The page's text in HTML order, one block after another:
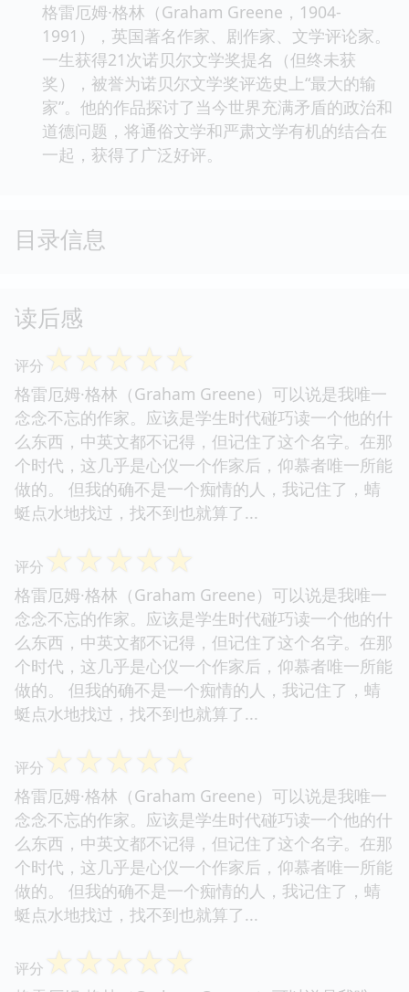
格雷厄姆·格林（Graham Greene，1904-
1991），英国著名作家、剧作家、文学评论家。
一生获得21次诺贝尔文学奖提名（但终未获
奖），被誉为诺贝尔文学奖评选史上“最大的输
家”。他的作品探讨了当今世界充满矛盾的政治和
道德问题，将通俗文学和严肃文学有机的结合在
一起，获得了广泛好评。
目录信息
读后感
评分 ☆☆☆☆☆
格雷厄姆·格林（Graham Greene）可以说是我唯一
念念不忘的作家。应该是学生时代碰巧读一个他的什
么东西，中英文都不记得，但记住了这个名字。在那
个时代，这几乎是心仪一个作家后，仰慕者唯一所能
做的。 但我的确不是一个痴情的人，我记住了，蜻
蜓点水地找过，找不到也就算了...
评分 ☆☆☆☆☆
格雷厄姆·格林（Graham Greene）可以说是我唯一
念念不忘的作家。应该是学生时代碰巧读一个他的什
么东西，中英文都不记得，但记住了这个名字。在那
个时代，这几乎是心仪一个作家后，仰慕者唯一所能
做的。 但我的确不是一个痴情的人，我记住了，蜻
蜓点水地找过，找不到也就算了...
评分 ☆☆☆☆☆
格雷厄姆·格林（Graham Greene）可以说是我唯一
念念不忘的作家。应该是学生时代碰巧读一个他的什
么东西，中英文都不记得，但记住了这个名字。在那
个时代，这几乎是心仪一个作家后，仰慕者唯一所能
做的。 但我的确不是一个痴情的人，我记住了，蜻
蜓点水地找过，找不到也就算了...
评分 ☆☆☆☆☆